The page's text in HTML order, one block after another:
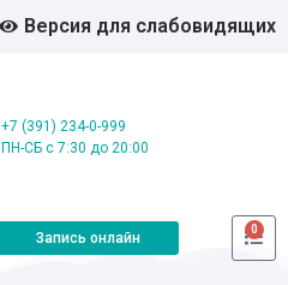
Версия для слабовидящих
+7 (391) 234-0-999
ПН-СБ с 7:30 до 20:00
Запись онлайн
0